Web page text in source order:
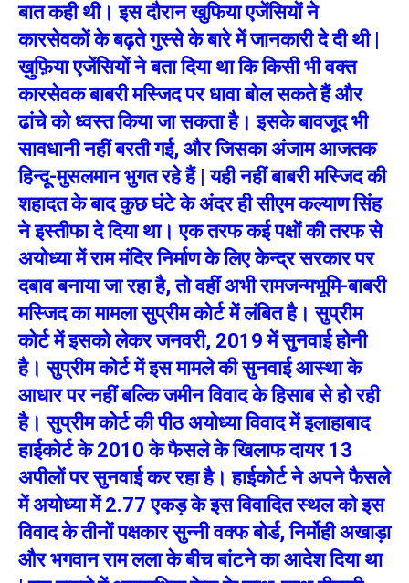
बात कही थी। इस दौरान खुफिया एजेंसियों ने
कारसेवकों के बढ़ते गुस्से के बारे में जानकारी दे दी थी |
ख़ुफ़िया एजेंसियों ने बता दिया था कि किसी भी वक्त
कारसेवक बाबरी मस्जिद पर धावा बोल सकते हैं और
ढांचे को ध्वस्त किया जा सकता है। इसके बावजूद भी
सावधानी नहीं बरती गई, और जिसका अंजाम आजतक
हिन्दू-मुसलमान भुगत रहे हैं | यही नहीं बाबरी मस्जिद की
शहादत के बाद कुछ घंटे के अंदर ही सीएम कल्याण सिंह
ने इस्तीफा दे दिया था। एक तरफ कई पक्षों की तरफ से
अयोध्या में राम मंदिर निर्माण के लिए केन्द्र सरकार पर
दबाव बनाया जा रहा है, तो वहीं अभी रामजन्मभूमि-बाबरी
मस्जिद का मामला सुप्रीम कोर्ट में लंबित है। सुप्रीम
कोर्ट में इसको लेकर जनवरी, 2019 में सुनवाई होनी
है। सुप्रीम कोर्ट में इस मामले की सुनवाई आस्था के
आधार पर नहीं बल्कि जमीन विवाद के हिसाब से हो रही
है। सुप्रीम कोर्ट की पीठ अयोध्या विवाद में इलाहाबाद
हाईकोर्ट के 2010 के फैसले के खिलाफ दायर 13
अपीलों पर सुनवाई कर रहा है। हाईकोर्ट ने अपने फैसले
में अयोध्या में 2.77 एकड़ के इस विवादित स्थल को इस
विवाद के तीनों पक्षकार सुन्नी वक्फ बोर्ड, निर्मोही अखाड़ा
और भगवान राम लला के बीच बांटने का आदेश दिया था